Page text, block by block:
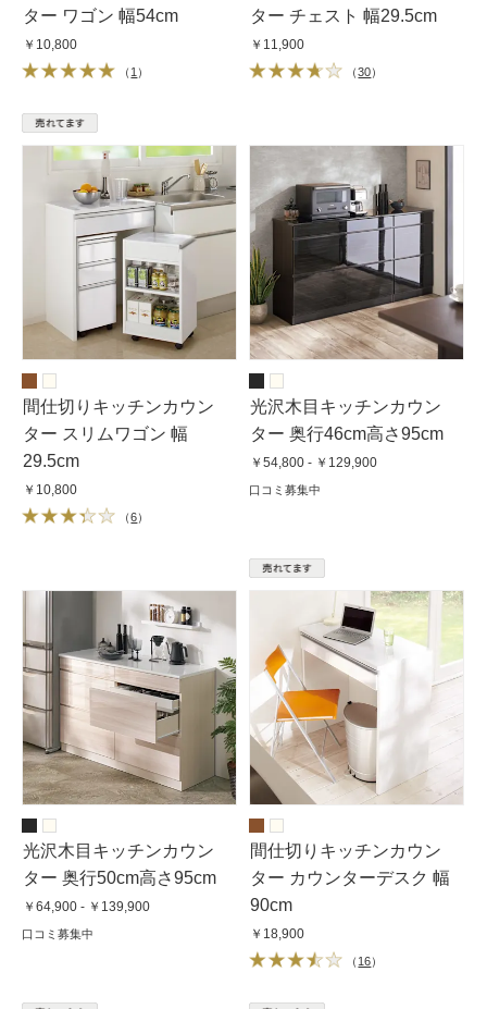
ター ワゴン 幅54cm
￥10,800
（ 1 ）
ター チェスト 幅29.5cm
￥11,900
（30）
間仕切りキッチンカウン
ター スリムワゴン 幅
29.5cm
￥10,800
（6）
光沢木目キッチンカウン
ター 奥行46cm高さ95cm
￥54,800 - ￥129,900
口コミ募集中
光沢木目キッチンカウン
ター 奥行50cm高さ95cm
￥64,900 - ￥139,900
口コミ募集中
間仕切りキッチンカウン
ター カウンターデスク 幅
90cm
￥18,900
（ 16）